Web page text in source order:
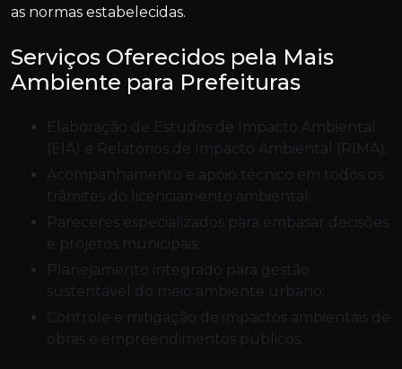
as normas estabelecidas.
Serviços Oferecidos pela Mais
Ambiente para Prefeituras
Elaboração de Estudos de Impacto Ambiental
(EIA) e Relatórios de Impacto Ambiental (RIMA);
Acompanhamento e apoio técnico em todos os
trâmites do licenciamento ambiental;
Pareceres especializados para embasar decisões
e projetos municipais;
Planejamento integrado para gestão
sustentável do meio ambiente urbano;
Controle e mitigação de impactos ambientais de
obras e empreendimentos públicos.